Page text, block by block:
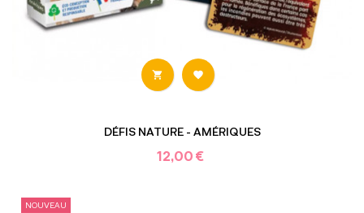
 
DÉFIS NATURE - AMÉRIQUES
12,00 €
NOUVEAU